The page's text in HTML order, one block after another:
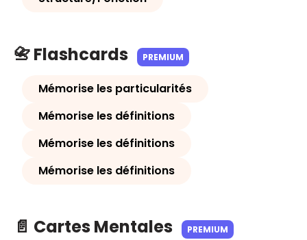
📇 Flashcards PREMIUM
Mémorise les particularités
Mémorise les définitions
Mémorise les définitions
Mémorise les définitions
📄 Cartes Mentales PREMIUM